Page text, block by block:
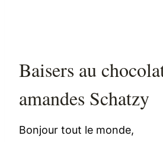
Baisers au
amandes Schatzy
Bonjour tout le monde,